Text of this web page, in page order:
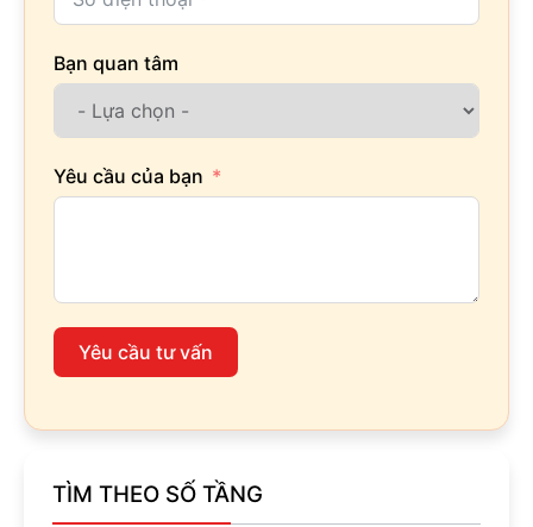
Bạn quan tâm
Yêu cầu của bạn
Yêu cầu tư vấn
TÌM THEO SỐ TẦNG